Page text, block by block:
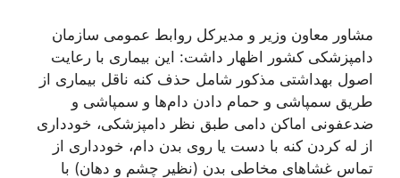
مشاور معاون وزیر و مدیرکل روابط عمومی سازمان
دامپزشکی کشور اظهار داشت: این بیماری با رعایت
اصول بهداشتی مذکور شامل حذف کنه ناقل بیماری از
طریق سمپاشی و حمام دادن دام‌ها و سمپاشی و
ضدعفونی اماکن دامی طبق نظر دامپزشکی، خودداری
از له کردن کنه با دست یا روی بدن دام، خودداری از
تماس غشا‌های مخاطی بدن (نظیر چشم و دهان) با